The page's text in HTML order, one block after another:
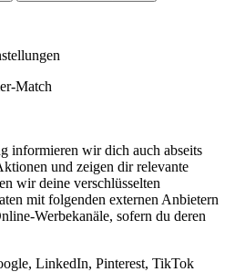
Match
informieren wir dich auch abseits
und zeigen dir relevante
wir deine verschlüsselten
mit folgenden externen Anbietern
Werbekanäle, sofern du deren
LinkedIn, Pinterest, TikTok